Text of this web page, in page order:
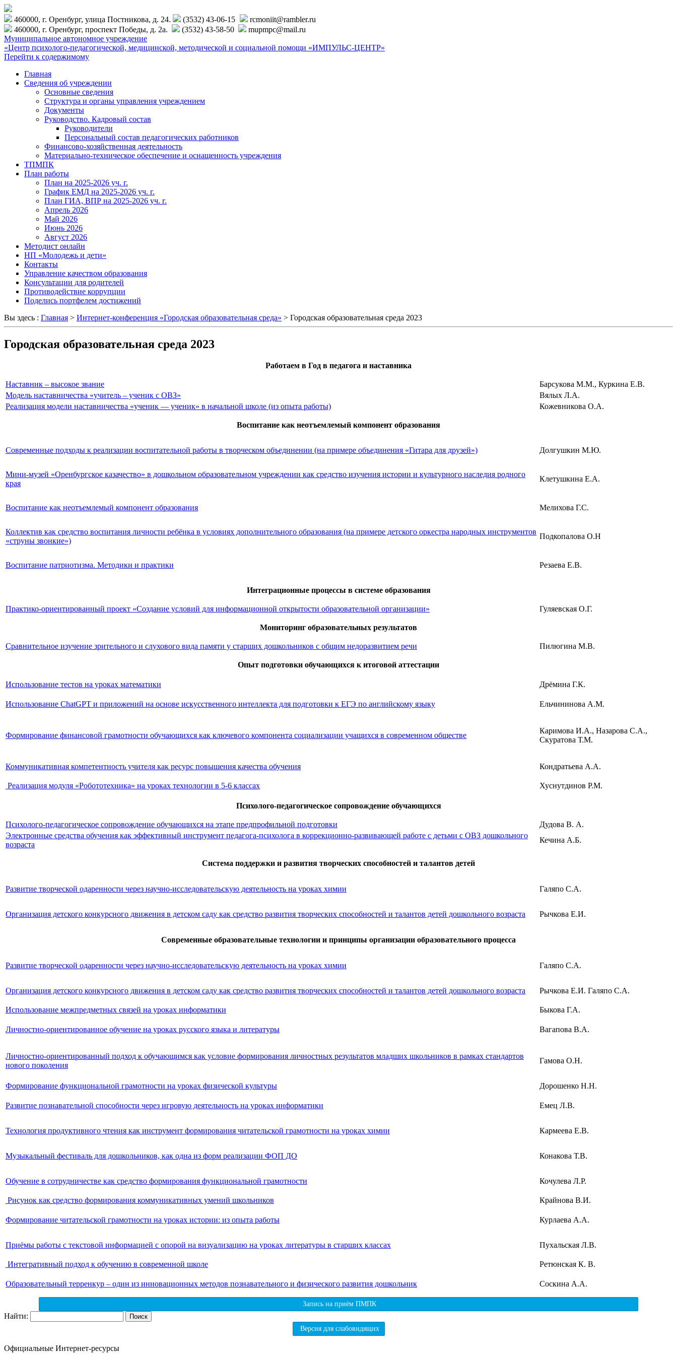
460000, г. Оренбург, улица Постникова, д. 24. (3532) 43-06-15
rcmoniit@rambler.ru
460000, г. Оренбург, проспект Победы, д. 2а.
(3532) 43-58-50
mupmpc@mail.ru
Муниципальное автономное учреждение
«Центр психолого-педагогической, медицинской, методической и социальной помощи «ИМПУЛЬС-ЦЕНТР»
Перейти к содержимому
Главная
Сведения об учреждении
Основные сведения
Структура и органы управления учреждением
Документы
Руководство. Кадровый состав
Руководители
Персональный состав педагогических работников
Финансово-хозяйственная деятельность
Материально-техническое обеспечение и оснащенность учреждения
ТПМПК
План работы
План на 2025-2026 уч. г.
График ЕМД на 2025-2026 уч. г.
План ГИА, ВПР на 2025-2026 уч. г.
Апрель 2026
Май 2026
Июнь 2026
Август 2026
Методист онлайн
НП «Молодежь и дети»
Контакты
Управление качеством образования
Консультации для родителей
Противодействие коррупции
Поделись портфелем достижений
Вы здесь : Главная > Интернет-конференция «Городская образовательная среда» > Городская образовательная среда 2023
Городская образовательная среда 2023
Работаем в Год в педагога и наставника
Наставник – высокое звание
Барсукова М.М., Куркина Е.В.
Модель наставничества «учитель – ученик с ОВЗ»
Вялых Л.А.
Реализация модели наставничества «ученик — ученик» в начальной школе (из опыта работы)
Кожевникова О.А.
Воспитание как неотъемлемый компонент образования
Современные подходы к реализации воспитательной работы в творческом объединении (на примере объединения «Гитара для друзей») Долгушкин М.Ю.
Мини-музей «Оренбургское казачество» в дошкольном образовательном учреждении как средство изучения истории и культурного наследия родного
края
Клетушкина Е.А.
Воспитание как неотъемлемый компонент образования Мелихова Г.С.
Коллектив как средство воспитания личности ребёнка в условиях дополнительного образования (на примере детского оркестра народных инструментов
«струны звонкие»)
Подкопалова О.Н
Воспитание патриотизма. Методики и практики Резаева Е.В.
Интеграционные процессы в системе образования
Практико-ориентированный проект «Создание условий для информационной открытости образовательной организации» Гуляевская О.Г.
Мониторинг образовательных результатов
Сравнительное изучение зрительного и слухового вида памяти у старших дошкольников с общим недоразвитием речи Пилюгина М.В.
Опыт подготовки обучающихся к итоговой аттестации
Использование тестов на уроках математики Дрёмина Г.К.
Использование ChatGPT и приложений на основе искусственного интеллекта для подготовки к ЕГЭ по английскому языку Ельчининова А.М.
Формирование финансовой грамотности обучающихся как ключевого компонента социализации учащихся в современном обществе
Каримова И.А., Назарова С.А.,
Скуратова Т.М.
Коммуникативная компетентность учителя как ресурс повышения качества обучения Кондратьева А.А.
Реализация модуля «Робототехника» на уроках технологии в 5-6 классах Хуснутдинов Р.М.
Психолого-педагогическое сопровождение обучающихся
Психолого-педагогическое сопровождение обучающихся на этапе предпрофильной подготовки
Дудова В. А.
Электронные средства обучения как эффективный инструмент педагога-психолога в коррекционно-развивающей работе с детьми с ОВЗ дошкольного
возраста
Кечина А.Б.
Система поддержки и развития творческих способностей и талантов детей
Развитие творческой одаренности через научно-исследовательскую деятельность на уроках химии Галяпо С.А.
Организация детского конкурсного движения в детском саду как средство развития творческих способностей и талантов детей дошкольного возраста Рычкова Е.И.
Современные образовательные технологии и принципы организации образовательного процесса
Развитие творческой одаренности через научно-исследовательскую деятельность на уроках химии Галяпо С.А.
Организация детского конкурсного движения в детском саду как средство развития творческих способностей и талантов детей дошкольного возраста Рычкова Е.И. Галяпо С.А.
Использование межпредметных связей на уроках информатики Быкова Г.А.
Личностно-ориентированное обучение на уроках русского языка и литературы Вагапова В.А.
Личностно-ориентированный подход к обучающимся как условие формирования личностных результатов младших школьников в рамках стандартов
нового поколения
Гамова О.Н.
Формирование функциональной грамотности на уроках физической культуры Дорошенко Н.Н.
Развитие познавательной способности через игровую деятельность на уроках информатики Емец Л.В.
Технология продуктивного чтения как инструмент формирования читательской грамотности на уроках химии Кармеева Е.В.
Музыкальный фестиваль для дошкольников, как одна из форм реализации ФОП ДО Конакова Т.В.
Обучение в сотрудничестве как средство формирования функциональной грамотности Кочулева Л.Р.
Рисунок как средство формирования коммуникативных умений школьников Крайнова В.И.
Формирование читательской грамотности на уроках истории: из опыта работы Курлаева А.А.
Приёмы работы с текстовой информацией с опорой на визуализацию на уроках литературы в старших классах Пухальская Л.В.
Интегративный подход к обучению в современной школе Ретюнская К. В.
Образовательный терренкур – один из инновационных методов познавательного и физического развития дошкольник Соскина А.А.
Запись на приём ПМПК
Найти:
Версия для слабовидящих
Официальные Интернет-ресурсы